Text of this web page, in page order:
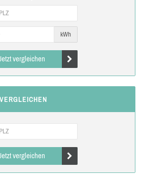
kWh
vergleichen
vergleichen